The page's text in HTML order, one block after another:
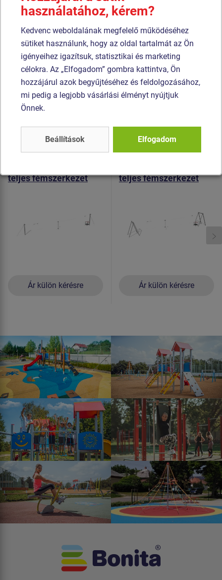
amelyet szemcseszórással és többrétegű, égetett festéssel
kezelnek. A szerkezetek beton alapba kerülnek rögzítésre.
Az emelvények és ferde falak HPL készülnek
(Nagynyomású laminátum készülnek csúszásgátlóval,
melyet nagyfokú színállandóság, karcolásokkal szembeni
ellenálló képesség és vízállóság). Az összekötőelemek
horganyzottak vagy rozsdamentes acélból készülnek.
Hasonlótermék
Termék - LD-011K20-10
teljes fémszerkezet
Ár külön kérésre
Termék - LD-021K20-10
teljes fémszerkezet
Ár külön kérésre
használatához, kérem?
Kedvenc weboldalának megfelelő működéséhez
sütiket használunk, hogy az oldal tartalmát az Ön
igényeihez igazítsuk, statisztikai és marketing
célokra. Az „Elfogadom” gombra kattintva, Ön
hozzájárul azok begyűjtéséhez és feldolgozásához,
mi pedig a legjobb vásárlási élményt nyújtjuk
Önnek.
Beállítások Elfogadom